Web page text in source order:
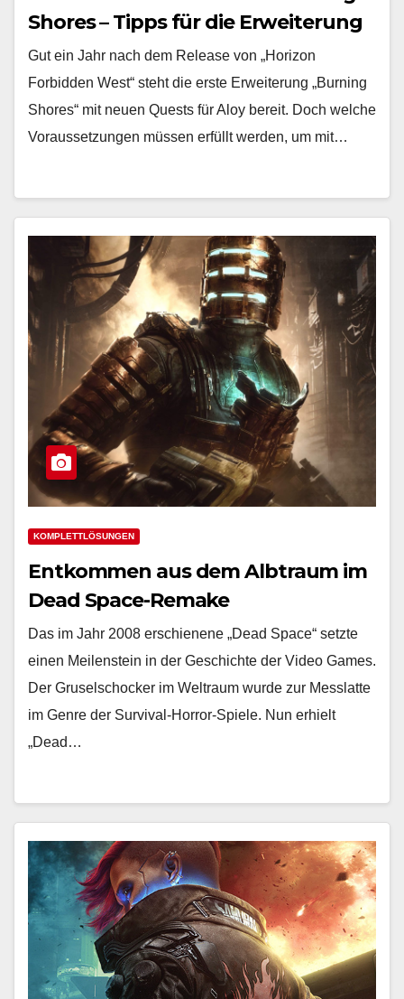
Shores – Tipps für die Erweiterung
Gut ein Jahr nach dem Release von „Horizon
Forbidden West“ steht die erste Erweiterung „Burning
Shores“ mit neuen Quests für Aloy bereit. Doch welche
Voraussetzungen müssen erfüllt werden, um mit…
KOMPLETTLÖSUNGEN
Entkommen aus dem Albtraum im
Dead Space-Remake
Das im Jahr 2008 erschienene „Dead Space“ setzte
einen Meilenstein in der Geschichte der Video Games.
Der Gruselschocker im Weltraum wurde zur Messlatte
im Genre der Survival-Horror-Spiele. Nun erhielt
„Dead…